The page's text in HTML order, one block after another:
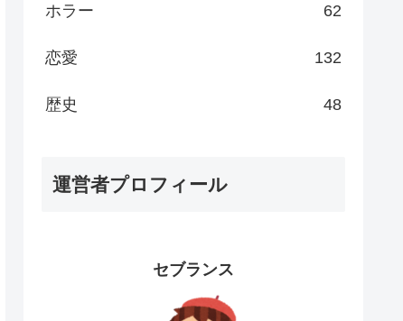
ホラー 62
恋愛 132
歴史 48
運営者プロフィール
セブランス